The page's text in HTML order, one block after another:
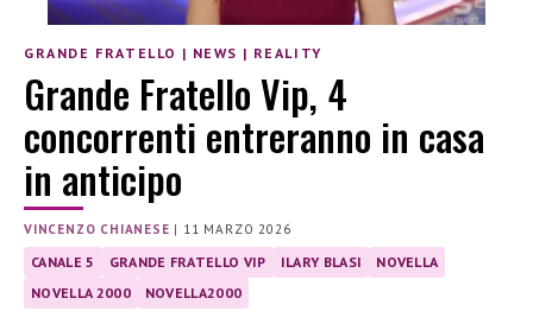
GRANDE FRATELLO | NEWS | REALITY
Grande Fratello Vip, 4
concorrenti entreranno in casa
in anticipo
VINCENZO CHIANESE | 11 MARZO 2026
CANALE 5 GRANDE FRATELLO VIP ILARY BLASI
NOVELLA
NOVELLA 2000
NOVELLA2000